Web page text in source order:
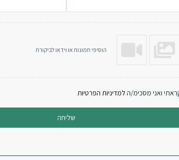
הוסיפי תמונות או וידאו לביקורת
ואני מסכימ/הלמדיניות הפרטיות
שליחה